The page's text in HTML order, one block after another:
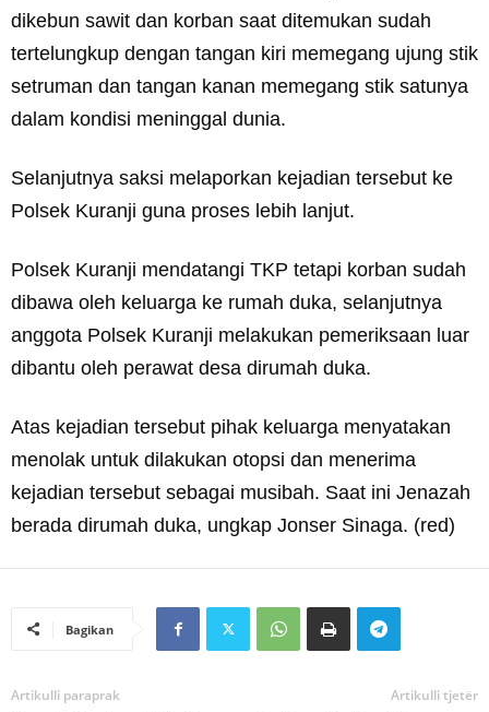
dikebun sawit dan korban saat ditemukan sudah
tertelungkup dengan tangan kiri memegang ujung stik
setruman dan tangan kanan memegang stik satunya
dalam kondisi meninggal dunia.
Selanjutnya saksi melaporkan kejadian tersebut ke
Polsek Kuranji guna proses lebih lanjut.
Polsek Kuranji mendatangi TKP tetapi korban sudah
dibawa oleh keluarga ke rumah duka, selanjutnya
anggota Polsek Kuranji melakukan pemeriksaan luar
dibantu oleh perawat desa dirumah duka.
Atas kejadian tersebut pihak keluarga menyatakan
menolak untuk dilakukan otopsi dan menerima
kejadian tersebut sebagai musibah. Saat ini Jenazah
berada dirumah duka, ungkap Jonser Sinaga. (red)
Bagikan
Artikulli paraprak Artikulli tjetër